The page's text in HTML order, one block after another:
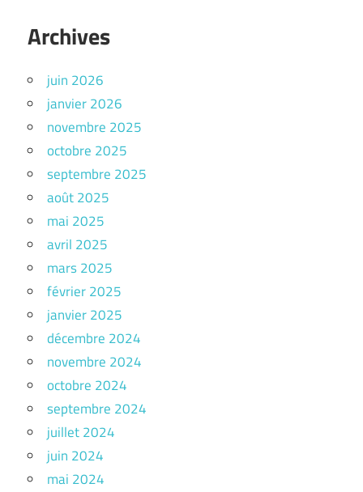
Archives
juin 2026
janvier 2026
novembre 2025
octobre 2025
septembre 2025
août 2025
mai 2025
avril 2025
mars 2025
février 2025
janvier 2025
décembre 2024
novembre 2024
octobre 2024
septembre 2024
juillet 2024
juin 2024
mai 2024